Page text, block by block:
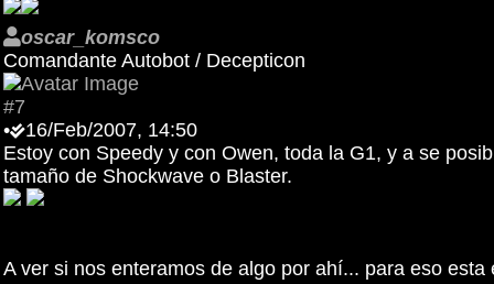
oscar_komsco
Comandante Autobot / Decepticon
#7
•
16/Feb/2007, 14:50
Estoy con Speedy y con Owen, toda la G1, y a se
tamaño de Shockwave o Blaster.
A ver si nos enteramos de algo por ahí... para eso